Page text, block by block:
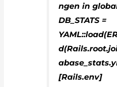
ngen in
DB_STATS =
[Rails.env]